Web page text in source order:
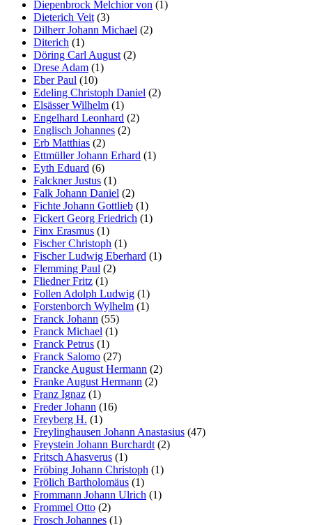
Diepenbrock Melchior von (1)
Dieterich Veit (3)
Dilherr Johann Michael (2)
Diterich (1)
Döring Carl August (2)
Drese Adam (1)
Eber Paul (10)
Edeling Christoph Daniel (2)
Elsässer Wilhelm (1)
Engelhard Leonhard (2)
Englisch Johannes (2)
Erb Matthias (2)
Ettmüller Johann Erhard (1)
Eyth Eduard (6)
Falckner Justus (1)
Falk Johann Daniel (2)
Fichte Johann Gottlieb (1)
Fickert Georg Friedrich (1)
Finx Erasmus (1)
Fischer Christoph (1)
Fischer Ludwig Eberhard (1)
Flemming Paul (2)
Fliedner Fritz (1)
Follen Adolph Ludwig (1)
Forstenborch Wylhelm (1)
Franck Johann (55)
Franck Michael (1)
Franck Petrus (1)
Franck Salomo (27)
Francke August Hermann (2)
Franke August Hermann (2)
Franz Ignaz (1)
Freder Johann (16)
Freyberg H. (1)
Freylinghausen Johann Anastasius (47)
Freystein Johann Burchardt (2)
Fritsch Ahasverus (1)
Fröbing Johann Christoph (1)
Frölich Bartholomäus (1)
Frommann Johann Ulrich (1)
Frommel Otto (2)
Frosch Johannes (1)